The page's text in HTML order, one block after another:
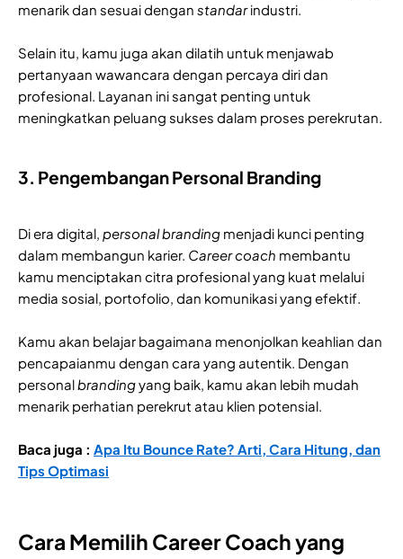
menarik dan sesuai dengan standarindustri.
Selain itu, kamu juga akan dilatih untuk menjawab
pertanyaan wawancara dengan percaya diri dan
profesional. Layanan ini sangat penting untuk
meningkatkan peluang sukses dalam proses perekrutan.
3. Pengembangan Personal Branding
Di era digital, personal branding menjadi kunci penting
dalam membangun karier. Career coach membantu
kamu menciptakan citra profesional yang kuat melalui
media sosial, portofolio, dan komunikasi yang efektif.
Kamu akan belajar bagaimana menonjolkan keahlian dan
pencapaianmu dengan cara yang autentik. Dengan
personalbrandingyang baik, kamu akan lebih mudah
menarik perhatian perekrut atau klien potensial.
Baca juga : Apa Itu Bounce Rate? Arti, Cara Hitung, dan
Tips Optimasi
Cara Memilih Career Coach yang